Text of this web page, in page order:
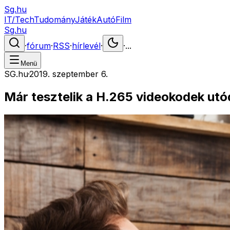
Sg.hu
IT/TechTudományJátékAutóFilm
Sg.hu
·fórum·RSS·hírlevél· ·...
Menü
SG.hu·2019. szeptember 6.
Már tesztelik a H.265 videokodek